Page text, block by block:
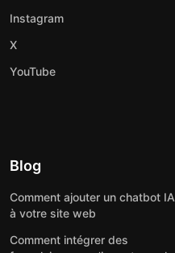
Instagram
X
YouTube
Blog
Comment ajouter un chatbot IA
à votre site web
Comment intégrer des